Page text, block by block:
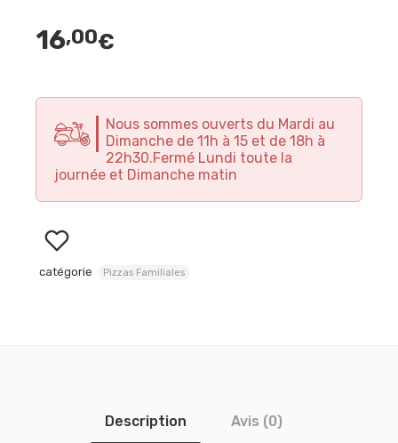
16,00€
Nous sommes ouverts du Mardi au
Dimanche de 11h à 15 et de 18h à
22h30.Fermé Lundi toute la
journée et Dimanche matin
catégorie Pizzas Familiales
Description Avis (0)